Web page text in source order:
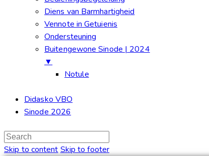
Diens van Barmhartigheid
Vennote in Getuienis
Ondersteuning
Buitengewone Sinode | 2024
▼
Notule
Didasko VBO
Sinode 2026
Skip to content Skip to footer